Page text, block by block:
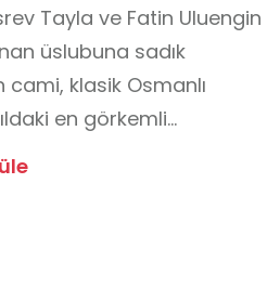
Tayla ve Fatin Uluengin
üslubuna sadık
klasik Osmanlı
en görkemli
88 metre uzunluğundaki
işçiliği, İznik